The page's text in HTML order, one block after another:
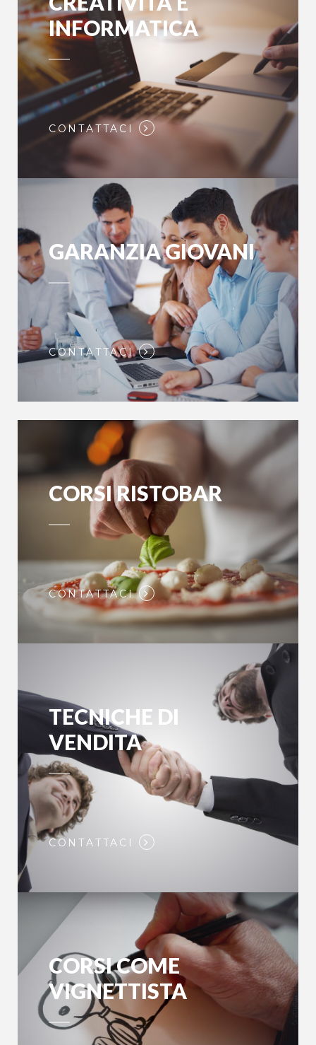
INFORMATICA
CONTATTACI
GARANZIA GIOVANI
CONTATTACI
CORSI RISTOBAR
CONTATTACI
TECNICHE DI
VENDITA
CONTATTACI
CORSI COME
VIGNETTISTA